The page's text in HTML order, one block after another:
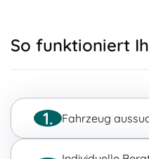
So funktioniert
1. Fahrzeug